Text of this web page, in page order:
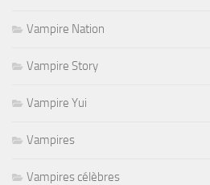
Vampire Nation
Vampire Story
Vampire Yui
Vampires
Vampires célèbres